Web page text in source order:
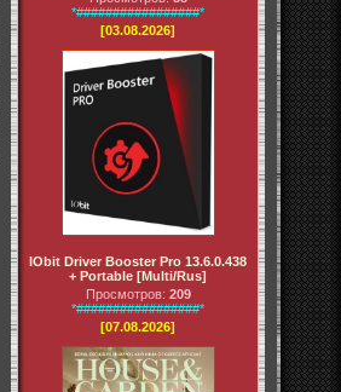
*#################*
[03.08.2026]
IObit Driver Booster Pro 13.6.0.438
+ Portable [Multi/Rus]
Просмотров: 209
*#################*
[07.08.2026]